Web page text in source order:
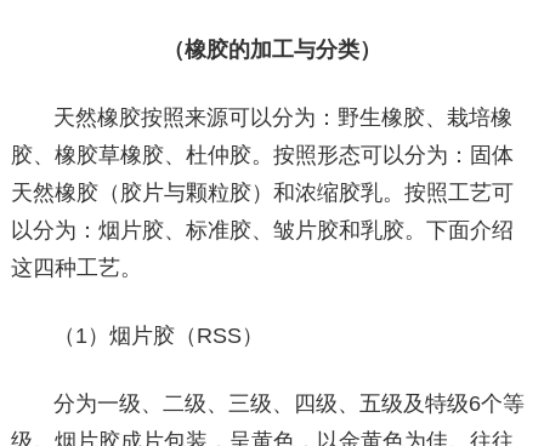
（橡胶的加工与分类）
天然橡胶按照来源可以分为：野生橡胶、栽培橡
胶、橡胶草橡胶、杜仲胶。按照形态可以分为：固体
天然橡胶（胶片与颗粒胶）和浓缩胶乳。按照工艺可
以分为：烟片胶、标准胶、皱片胶和乳胶。下面介绍
这四种工艺。
（1）烟片胶（RSS）
分为一级、二级、三级、四级、五级及特级6个等
级。烟片胶成片包装，呈黄色，以金黄色为佳。往往